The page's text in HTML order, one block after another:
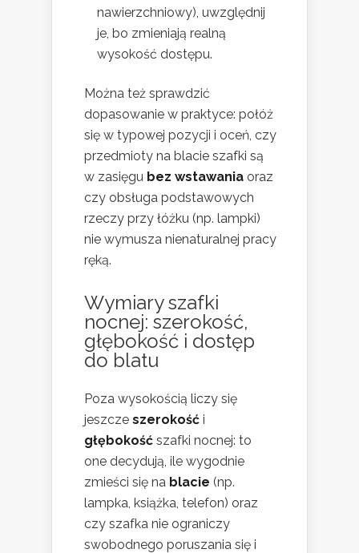
nawierzchniowy), uwzględnij
je, bo zmieniają realną
wysokość dostępu.
Można też sprawdzić
dopasowanie w praktyce: połóż
się w typowej pozycji i oceń, czy
przedmioty na blacie szafki są
w zasięgu bez wstawania oraz
czy obsługa podstawowych
rzeczy przy łóżku (np. lampki)
nie wymusza nienaturalnej pracy
ręką.
Wymiary szafki
nocnej: szerokość,
głębokość i dostęp
do blatu
Poza wysokością liczy się
jeszcze szerokość i
głębokość szafki nocnej: to
one decydują, ile wygodnie
zmieści się na blacie (np.
lampka, książka, telefon) oraz
czy szafka nie ograniczy
swobodnego poruszania się i